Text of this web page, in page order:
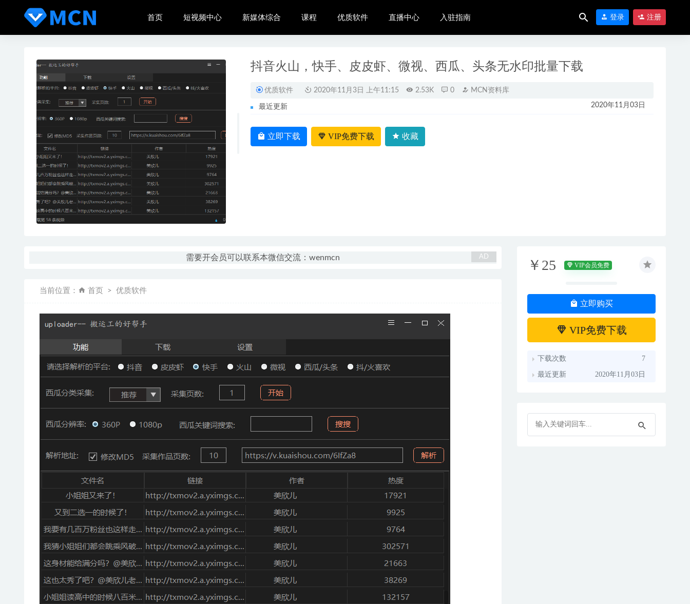
首页 短视频中心 新媒体综合 课程 优质软件 直播中心 入驻指南 登录 注册
抖音火山，快手、皮皮虾、微视、西瓜、头条无水印批量下载
优质软件 2020年11月3日 上午11:15 2.53K 0 MCN资料库
最近更新 2020年11月03日
立即下载 VIP免费下载 收藏
需要开会员可以联系本微信交流：wenmcn
当前位置： 首页 优质软件
￥25 VIP会员免费
立即购买
VIP免费下载
下载次数 7
最近更新 2020年11月03日
腾讯游戏玩家创作联盟机构入驻指南 2020-11-09
抖码接码平台
自媒体IP训练营课程
刀锋电竞公会入驻指南